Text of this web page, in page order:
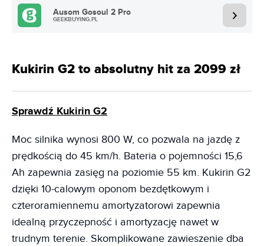
Ausom Gosoul 2 Pro
GEEKBUYING.PL
Kukirin G2 to absolutny hit za 2099 zł
Sprawdź Kukirin G2
Moc silnika wynosi 800 W, co pozwala na jazdę z
prędkością do 45 km/h. Bateria o pojemności 15,6
Ah zapewnia zasięg na poziomie 55 km. Kukirin G2
dzięki 10-calowym oponom bezdętkowym i
czteroramiennemu amortyzatorowi zapewnia
idealną przyczepność i amortyzację nawet w
trudnym terenie. Skomplikowane zawieszenie dba